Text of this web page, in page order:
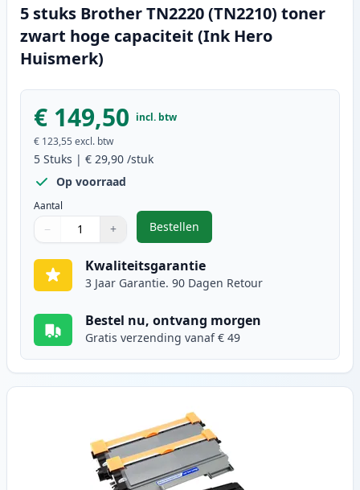
5 stuks Brother TN2220 (TN2210) toner
zwart hoge capaciteit (Ink Hero
Huismerk)
€ 149,50 incl. btw
€ 123,55 excl. btw
5 Stuks | € 29,90 /stuk
Op voorraad
Aantal
Gebruik de knoppen om aan te passen
− +
1
Bestellen
,5 stuks Brother TN2220
Kwaliteitsgarantie
3 Jaar Garantie. 90 Dagen Retour
Bestel nu, ontvang morgen
Gratis verzending vanaf € 49